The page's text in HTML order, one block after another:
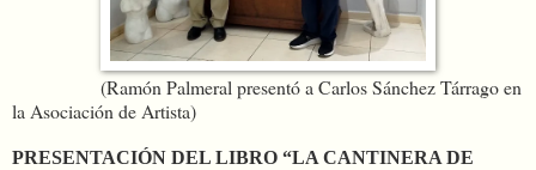
(Ramón Palmeral presentó a Carlos Sánchez Tárrago en
la Asociación de Artista)
PRESENTACIÓN DEL LIBRO “LA CANTINERA DE